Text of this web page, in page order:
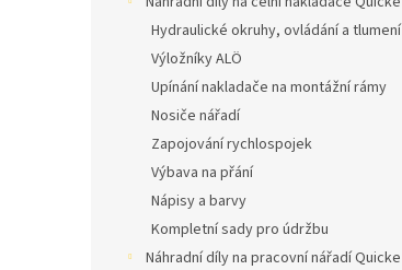
Hydraulické okruhy, ovládání a tlumení
Výložníky ALÖ
Upínání nakladače na montážní rámy
Nosiče nářadí
Zapojování rychlospojek
Výbava na přání
Nápisy a barvy
Kompletní sady pro údržbu
Náhradní díly na pracovní nářadí Quicke